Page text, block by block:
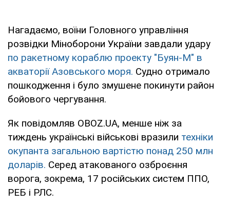
Нагадаємо, воїни Головного управління
розвідки Міноборони України завдали удару
по ракетному кораблю проекту "Буян-М" в
акваторії Азовського моря. Судно отримало
пошкодження і було змушене покинути район
бойового чергування.
Як повідомляв OBOZ.UA, менше ніж за
тиждень українські військові вразили техніки
окупанта загальною вартістю понад 250 млн
доларів. Серед атакованого озброєння
ворога, зокрема, 17 російських систем ППО,
РЕБ і РЛС.